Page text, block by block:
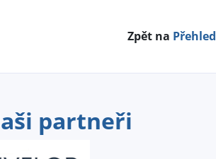
Zpět na Přehled
partneři